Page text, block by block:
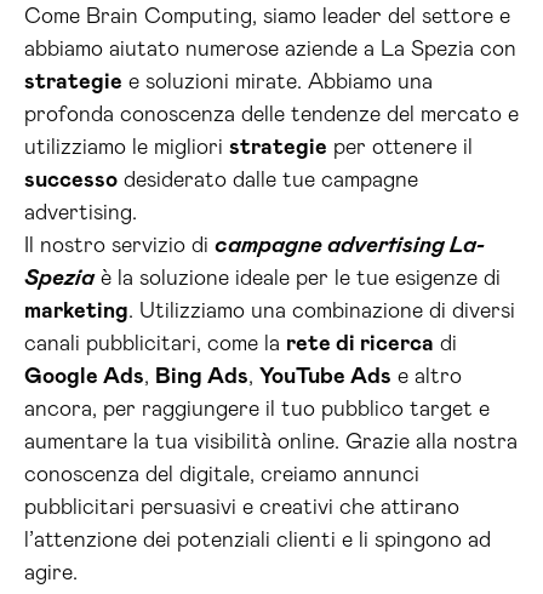
Come Brain Computing, siamo leader del settore e
abbiamo aiutato numerose aziende a La Spezia con
strategie e soluzioni mirate. Abbiamo una
profonda conoscenza delle tendenze del mercato e
utilizziamo le migliori strategie per ottenere il
successo desiderato dalle tue campagne
advertising.
Il nostro servizio di campagne advertising La-
Speziaè la soluzione ideale per le tue esigenze di
marketing. Utilizziamo una combinazione di diversi
canali pubblicitari, come la rete di ricerca di
Google Ads, Bing Ads, YouTube Ads e altro
ancora, per raggiungere il tuo pubblico target e
aumentare la tua visibilità online. Grazie alla nostra
conoscenza del digitale, creiamo annunci
pubblicitari persuasivi e creativi che attirano
l’attenzione dei potenziali clienti e li spingono ad
agire.